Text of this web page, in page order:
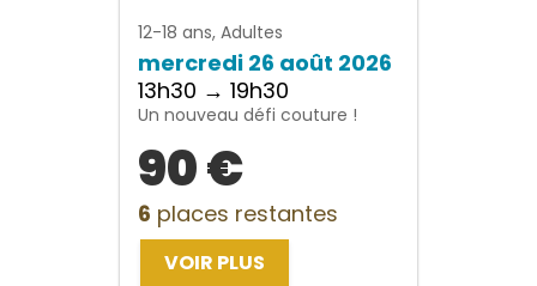
12-18 ans, Adultes
mercredi 26 août 2026
13h30 → 19h30
Un nouveau défi couture !
90 €
6 places restantes
VOIR PLUS